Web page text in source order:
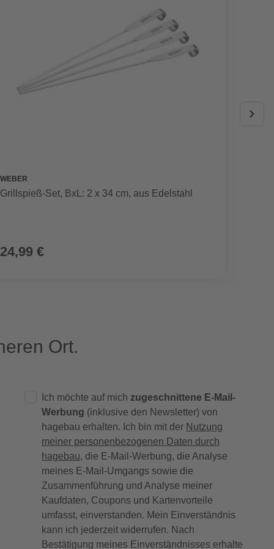
WEBER
Grillspieß-Set, BxL: 2 x 34 cm, aus Edelstahl
24,99 €
Ort.
Ich möchte auf mich zugeschnittene E-Mail-
Werbung (inklusive den Newsletter) von
hagebau erhalten. Ich bin mit der Nutzung
meiner personenbezogenen Daten durch
hagebau, die E-Mail-Werbung, die Analyse
meines E-Mail-Umgangs sowie die
Zusammenführung und Analyse meiner
Kaufdaten, Coupons und Kartenvorteile
umfasst, einverstanden. Mein Einverständnis
kann ich jederzeit widerrufen. Nach
Bestätigung meines Einverständnisses erhalte